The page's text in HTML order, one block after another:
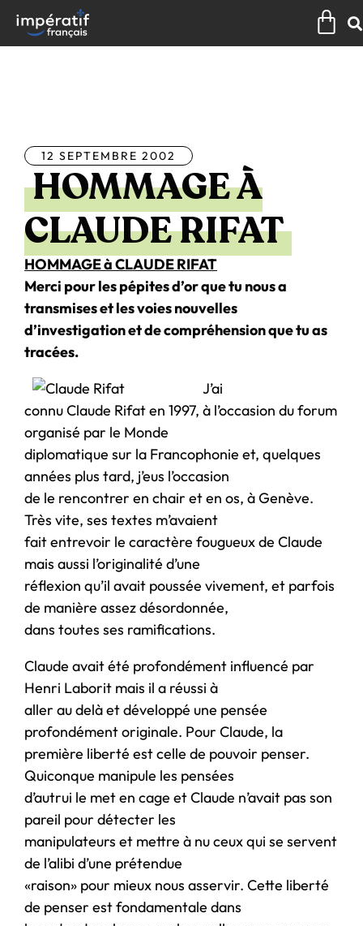
contenu
12 SEPTEMBRE 2002
HOMMAGE À
CLAUDE RIFAT
HOMMAGE à CLAUDE RIFAT
Merci pour les pépites d’or que tu nous a
transmises et les voies nouvelles
d’investigation et de compréhension que tu as
tracées.
J’ai
connu Claude Rifat en 1997, à l’occasion du forum
organisé par le Monde
diplomatique sur la Francophonie et, quelques
années plus tard, j’eus l’occasion
de le rencontrer en chair et en os, à Genève.
Très vite, ses textes m’avaient
fait entrevoir le caractère fougueux de Claude
mais aussi l’originalité d’une
réflexion qu’il avait poussée vivement, et parfois
de manière assez désordonnée,
dans toutes ses ramifications.
Claude avait été profondément influencé par
Henri Laborit mais il a réussi à
aller au delà et développé une pensée
profondément originale. Pour Claude, la
première liberté est celle de pouvoir penser.
Quiconque manipule les pensées
d’autrui le met en cage et Claude n’avait pas son
pareil pour détecter les
manipulateurs et mettre à nu ceux qui se servent
de l’alibi d’une prétendue
«raison» pour mieux nous asservir. Cette liberté
de penser est fondamentale dans